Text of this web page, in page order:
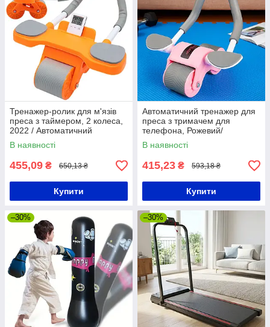
Тренажер-ролик для м'язів
преса з таймером, 2 колеса,
2022 / Автоматичний
тренажер колесо / Колесо
для преса
В наявності
455,09 ₴ 650,13 ₴
Купити
Автоматичний тренажер для
преса з тримачем для
телефона, Рожевий/
Домашний тренажер для
м'язів преса
В наявності
415,23 ₴ 593,18 ₴
Купити
–30% –30%